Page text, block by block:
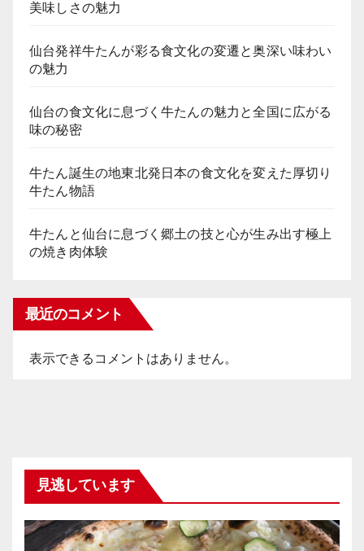
美味しさの魅力
仙台発祥牛たんが彩る食文化の変遷と奥深い味わい
の魅力
仙台の食文化に息づく牛たんの魅力と全国に広がる
味の秘密
牛たん誕生の地東北発日本の食文化を変えた厚切り
牛たん物語
牛たんと仙台に息づく郷土の技と心が生み出す極上
の焼き肉体験
最近のコメント
表示できるコメントはありません。
見逃しています